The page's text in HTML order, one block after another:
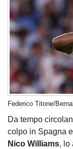
Federico Titone/
Da tempo
colpo in Spagna
Nico Williams, lo